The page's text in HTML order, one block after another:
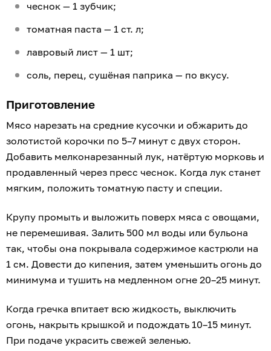
чеснок — 1 зубчик;
томатная паста — 1 ст. л;
лавровый лист — 1 шт;
соль, перец, сушёная паприка — по вкусу.
Приготовление
Мясо нарезать на средние кусочки и обжарить до
золотистой корочки по 5–7 минут с двух сторон.
Добавить мелконарезанный лук, натёртую морковь и
продавленный через пресс чеснок. Когда лук станет
мягким, положить томатную пасту и специи.
Крупу промыть и выложить поверх мяса с овощами,
не перемешивая. Залить 500 мл воды или бульона
так, чтобы она покрывала содержимое кастрюли на
1 см. Довести до кипения, затем уменьшить огонь до
минимума и тушить на медленном огне 20–25 минут.
Когда гречка впитает всю жидкость, выключить
огонь, накрыть крышкой и подождать 10–15 минут.
При подаче украсить свежей зеленью.